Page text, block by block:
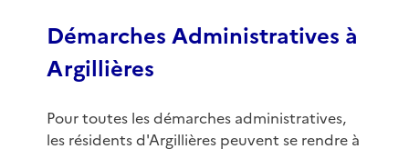
Démarches Administratives à
Argillières
Pour toutes les démarches administratives,
les résidents d'Argillières peuvent se rendre à